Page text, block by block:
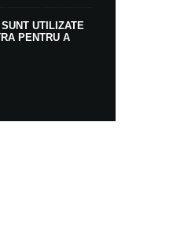
UTILIZATE
PENTRU A